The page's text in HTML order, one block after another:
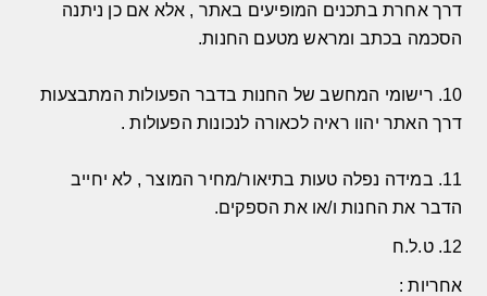
דרך אחרת בתכנים המופיעים באתר , אלא אם כן ניתנה
הסכמה בכתב ומראש מטעם החנות.
10. רישומי המחשב של החנות בדבר הפעולות המתבצעות
דרך האתר יהוו ראיה לכאורה לנכונות הפעולות .
11. במידה נפלה טעות בתיאור/מחיר המוצר , לא יחייב
הדבר את החנות ו/או את הספקים.
12. ט.ל.ח
אחריות :